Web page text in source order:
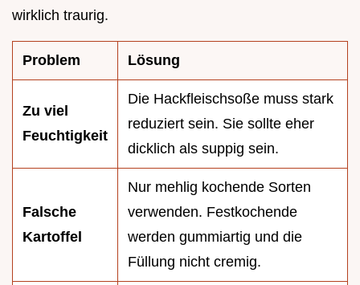
wirklich traurig.
Problem Lösung
Zu viel
Feuchtigkeit
Die Hackfleischsoße muss stark
reduziert sein. Sie sollte eher
dicklich als suppig sein.
Falsche
Kartoffel
Nur mehlig kochende Sorten
verwenden. Festkochende
werden gummiartig und die
Füllung nicht cremig.